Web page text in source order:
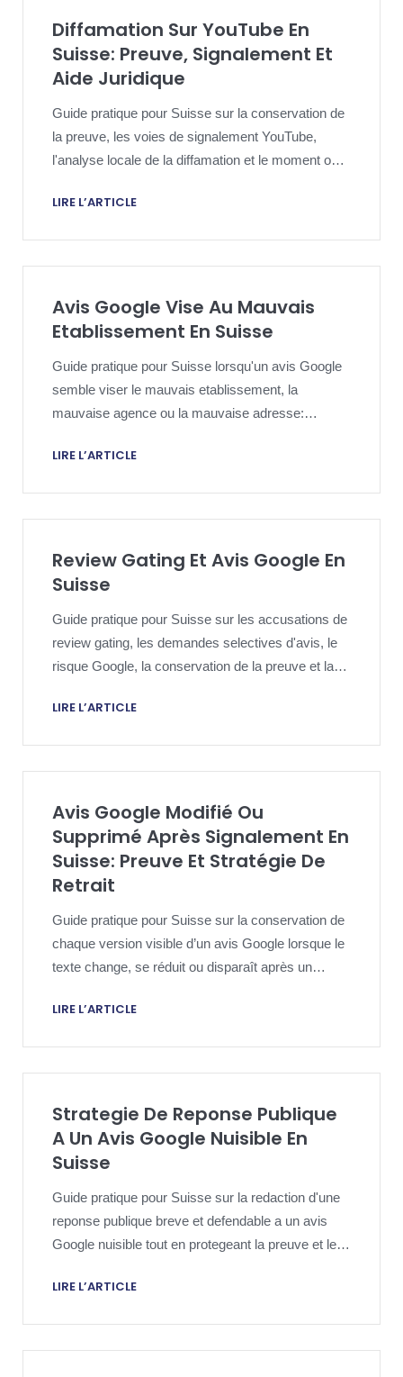
Diffamation Sur YouTube En
Suisse: Preuve, Signalement Et
Aide Juridique
Guide pratique pour Suisse sur la conservation de
la preuve, les voies de signalement YouTube,
l'analyse locale de la diffamation et le moment ou
LIRE L’ARTICLE
Avis Google Vise Au Mauvais
Etablissement En Suisse
Guide pratique pour Suisse lorsqu'un avis Google
semble viser le mauvais etablissement, la
mauvaise agence ou la mauvaise adresse:
escalade.
LIRE L’ARTICLE
Review Gating Et Avis Google En
Suisse
Guide pratique pour Suisse sur les accusations de
review gating, les demandes selectives d'avis, le
risque Google, la conservation de la preuve et la
LIRE L’ARTICLE
Avis Google Modifié Ou
Supprimé Après Signalement En
Suisse: Preuve Et Stratégie De
Retrait
Guide pratique pour Suisse sur la conservation de
chaque version visible d’un avis Google lorsque le
texte change, se réduit ou disparaît après un
étape juridique.
LIRE L’ARTICLE
Strategie De Reponse Publique
A Un Avis Google Nuisible En
Suisse
Guide pratique pour Suisse sur la redaction d'une
reponse publique breve et defendable a un avis
Google nuisible tout en protegeant la preuve et le
LIRE L’ARTICLE